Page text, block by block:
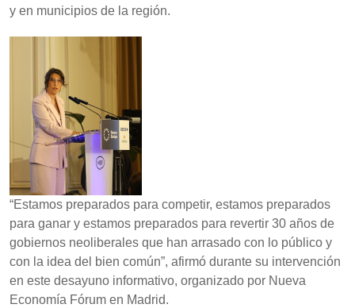
y en municipios de la región.
“Estamos preparados para competir, estamos preparados
para ganar y estamos preparados para revertir 30 años de
gobiernos neoliberales que han arrasado con lo público y
con la idea del bien común”, afirmó durante su intervención
en este desayuno informativo, organizado por Nueva
Economía Fórum en Madrid.